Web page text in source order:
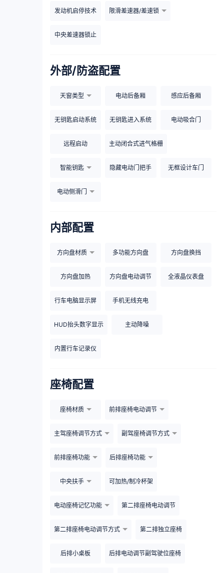
发动机启停技术 限滑差速器/差速锁
中央差速器锁止
外部/防盗配置
天窗类型 电动后备厢 感应后备厢
无钥匙启动系统 无钥匙进入系统 电动吸合门
远程启动 主动闭合式进气格栅
智能钥匙 隐藏电动门把手 无框设计车门
电动侧滑门
内部配置
方向盘材质 多功能方向盘 方向盘换挡
方向盘加热 方向盘电动调节 全液晶仪表盘
行车电脑显示屏 手机无线充电
HUD抬头数字显示 主动降噪
内置行车记录仪
座椅配置
座椅材质 前排座椅电动调节
主驾座椅调节方式 副驾座椅调节方式
前排座椅功能 后排座椅功能
中央扶手 可加热/制冷杯架
电动座椅记忆功能 第二排座椅电动调节
第二排座椅电动调节方式 第二排独立座椅
后排小桌板 后排电动调节副驾驶位座椅